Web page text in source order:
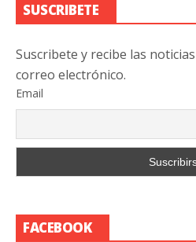
SUSCRIBETE
Suscribete y recibe las
correo electrónico.
Email
FACEBOOK